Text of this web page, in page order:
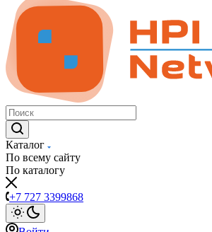
Каталог
По всему сайту
По каталогу
+7 727 3399868